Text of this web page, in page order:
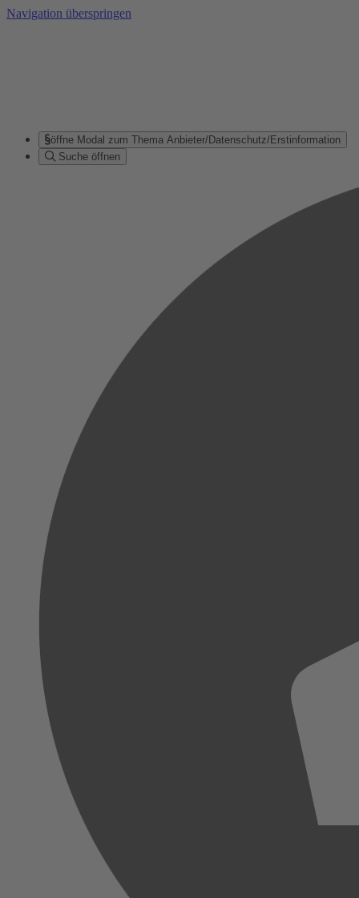
Navigation überspringen
öffne Modal zum Thema Anbieter/Datenschutz/Erstinformation
Suche öffnen